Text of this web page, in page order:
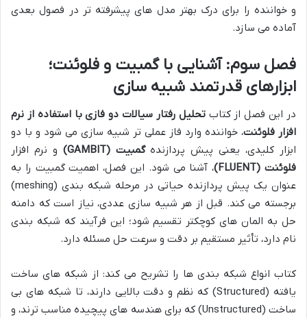
و خواننده را برای درک بهتر مدل های پیشرفته تر در فصول بعدی
آماده می سازد.
فصل سوم: آشنایی با گمبیت و فلوئنت؛
ابزارهای قدرتمند شبیه سازی
در این فصل از کتابتحلیل رفتار سیالات دو فازی با استفاده از نرم
افزار فلوئنت، خواننده وارد فاز عملی تر شبیه سازی می شود و با دو
ابزار کلیدی، یعنی پیش پردازندهگمبیت (GAMBIT)
و نرم افزار
فلوئنت (FLUENT)
، آشنا می شود. این فصل، اهمیت گمبیت را به
عنوان یک پیش پردازنده حیاتی در مرحله شبکه بندی (meshing)
برجسته می کند. قبل از هر شبیه سازی عددی، نیاز است که دامنه
حل به المان های کوچکتر تقسیم شود؛ این فرآیند که شبکه بندی
نام دارد، تأثیر مستقیم بر دقت و سرعت حل مسئله دارد.
کتاب انواع شبکه بندی ها را تشریح می کند: از شبکه های ساخت
یافته (Structured) که نظم و دقت بالایی دارند، تا شبکه های بی
ساخت (Unstructured) که برای هندسه های پیچیده مناسب ترند، و